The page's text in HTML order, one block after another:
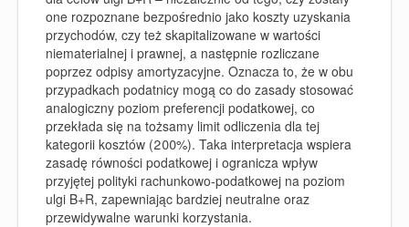
one rozpoznane bezpośrednio jako koszty uzyskania
przychodów, czy też skapitalizowane w wartości
niematerialnej i prawnej, a następnie rozliczane
poprzez odpisy amortyzacyjne. Oznacza to, że w obu
przypadkach podatnicy mogą co do zasady stosować
analogiczny poziom preferencji podatkowej, co
przekłada się na tożsamy limit odliczenia dla tej
kategorii kosztów (200%). Taka interpretacja wspiera
zasadę równości podatkowej i ogranicza wpływ
przyjętej polityki rachunkowo-podatkowej na poziom
ulgi B+R, zapewniając bardziej neutralne oraz
przewidywalne warunki korzystania.